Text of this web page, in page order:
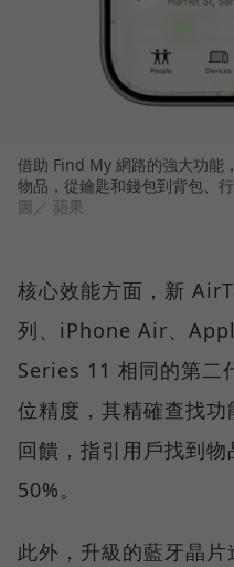
借助 Find My 網路的強大功能
物品，從鑰匙和錢包到背包、行
圖／ 蘋果
核心效能方面，新
列、iPhone Air、
Series 11 相同的第二
位精度，其精確查找
回饋，指引用戶找到
50%。
此外，升級的藍牙晶片